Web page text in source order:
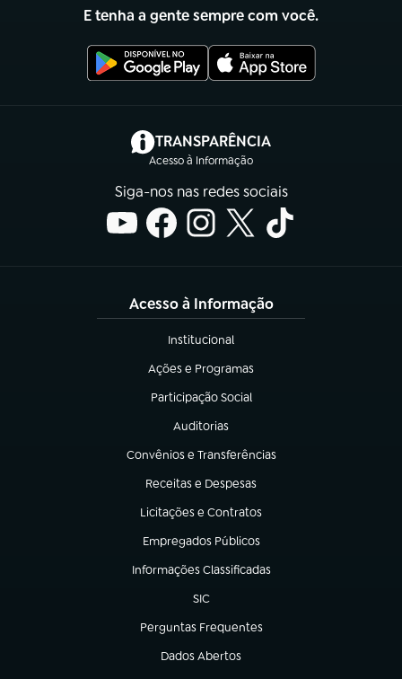
E tenha a gente sempre com você.
TRANSPARÊNCIA
Acesso à Informação
(abre em nova aba)
Siga-nos nas redes sociais
Acesso à Informação
Institucional
(abre em nova aba)
Ações e Programas
(abre em nova aba)
Participação Social
(abre em nova aba)
Auditorias
(abre em nova aba)
Convênios e Transferências
(abre em nova aba)
Receitas e Despesas
(abre em nova aba)
Licitações e Contratos
(abre em nova aba)
Empregados Públicos
(abre em nova aba)
Informações Classificadas
(abre em nova aba)
SIC
(abre em nova aba)
Perguntas Frequentes
(abre em nova aba)
Dados Abertos
(abre em nova aba)